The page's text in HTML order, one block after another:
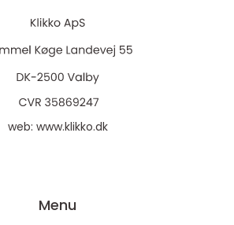
web: www.klikko.dk
Menu